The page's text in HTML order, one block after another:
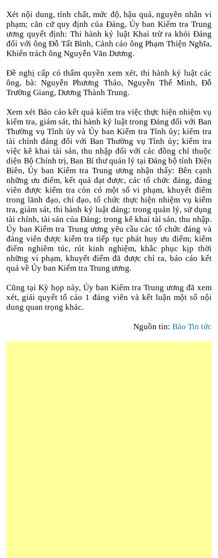
Xét nội dung, tính chất, mức độ, hậu quả, nguyên nhân vi
phạm; căn cứ quy định của Đảng, Ủy ban Kiểm tra Trung
ương quyết định: Thi hành kỷ luật Khai trừ ra khỏi Đảng
đối với ông Đỗ Tất Bình, Cảnh cáo ông Phạm Thiện Nghĩa,
Khiển trách ông Nguyễn Văn Dương.
Đề nghị cấp có thẩm quyền xem xét, thi hành kỷ luật các
ông, bà: Nguyễn Phương Thảo, Nguyễn Thế Minh, Đỗ
Trường Giang, Dương Thành Trung.
Xem xét Báo cáo kết quả kiểm tra việc thực hiện nhiệm vụ
kiểm tra, giám sát, thi hành kỷ luật trong Đảng đối với Ban
Thường vụ Tỉnh ủy và Ủy ban Kiểm tra Tỉnh ủy; kiểm tra
tài chính đảng đối với Ban Thường vụ Tỉnh ủy; kiểm tra
việc kê khai tài sản, thu nhập đối với các đồng chí thuộc
diện Bộ Chính trị, Ban Bí thư quản lý tại Đảng bộ tỉnh Điện
Biên, Ủy ban Kiểm tra Trung ương nhận thấy: Bên cạnh
những ưu điểm, kết quả đạt được, các tổ chức đảng, đảng
viên được kiểm tra còn có một số vi phạm, khuyết điểm
trong lãnh đạo, chỉ đạo, tổ chức thực hiện nhiệm vụ kiểm
tra, giám sát, thi hành kỷ luật đảng; trong quản lý, sử dụng
tài chính, tài sản của Đảng; trong kê khai tài sản, thu nhập.
Ủy ban Kiểm tra Trung ương yêu cầu các tổ chức đảng và
đảng viên được kiểm tra tiếp tục phát huy ưu điểm; kiểm
điểm nghiêm túc, rút kinh nghiệm, khắc phục kịp thời
những vi phạm, khuyết điểm đã được chỉ ra, báo cáo kết
quả về Ủy ban Kiểm tra Trung ương.
Cũng tại Kỳ họp này, Ủy ban Kiểm tra Trung ương đã xem
xét, giải quyết tố cáo 1 đảng viên và kết luận một số nội
dung quan trọng khác.
Nguồn tin: Báo Tin tức